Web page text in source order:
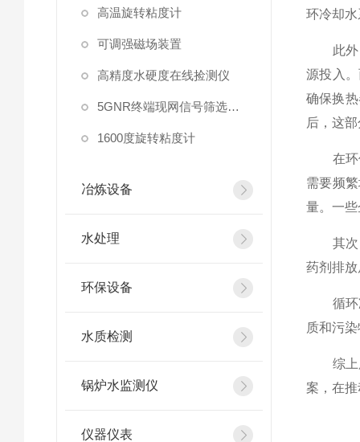
高温旋转粘度计
可调强磁场装置
高精度水硬度在线捡测仪
5GNR终端现网信号筛选放大器
1600度旋转粘度计
冶炼设备
水处理
环保设备
水质检测
锅炉水监测仪
仪器仪表
环冷却
此外，
源投入
确保换
后，这
在环保
需要频
量。一
其次，
药剂排
循环冷
质和污
综上所
案，在